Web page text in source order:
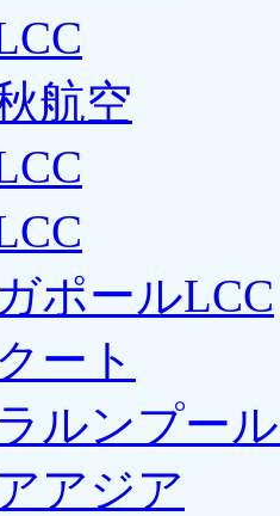
航空
ポールLCC
ート
ルンプー
アジア